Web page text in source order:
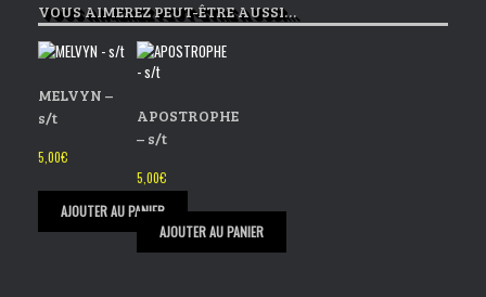
03 Better friend
05 High and outside
VOUS AIMEREZ PEUT-ÊTRE AUSSI…
MELVYN –
s/t
5,00€
AJOUTER AU PANIER
APOSTROPHE
– s/t
5,00€
AJOUTER AU PANIER